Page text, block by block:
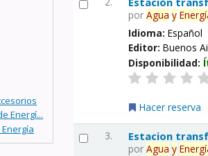
Energí...
porAgua y
Idioma:Español
Editor:Buenos
Disponibilidad:
Hacer reserva
3. Estacion
porAgua y